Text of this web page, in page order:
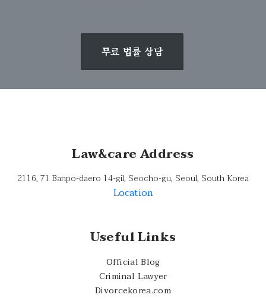
무료 법률 상담
Law&care Address
2116, 71 Banpo-daero 14-gil, Seocho-gu, Seoul, South Korea
Location
Useful Links
Official Blog
Criminal Lawyer
Divorcekorea.com